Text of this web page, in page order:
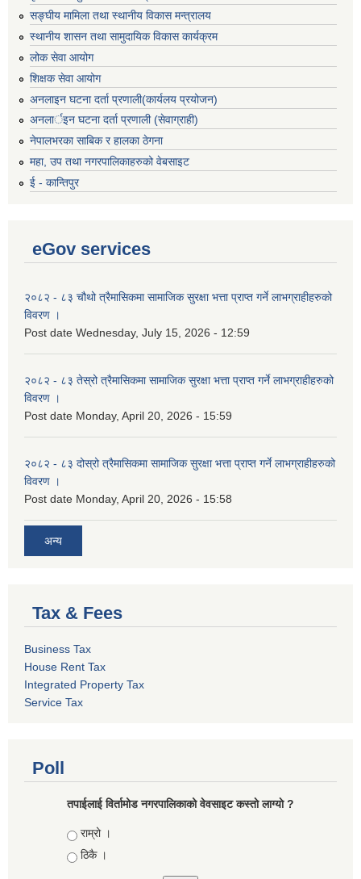
सङ्घीय मामिला तथा स्थानीय विकास मन्त्रालय
स्थानीय शासन तथा सामुदायिक विकास कार्यक्रम
लोक सेवा आयोग
शिक्षक सेवा आयोग
अनलाइन घटना दर्ता प्रणाली(कार्यलय प्रयोजन)
अनलार्इन घटना दर्ता प्रणाली (सेवाग्राही)
नेपालभरका साबिक र हालका ठेगना
महा, उप तथा नगरपालिकाहरुको वेबसाइट
ई - कान्तिपुर
eGov services
२०८२ - ८३ चौथो त्रैमासिकमा सामाजिक सुरक्षा भत्ता प्राप्त गर्ने लाभग्राहीहरुको
विवरण ।
Post date Wednesday, July 15, 2026 - 12:59
२०८२ - ८३ तेस्रो त्रैमासिकमा सामाजिक सुरक्षा भत्ता प्राप्त गर्ने लाभग्राहीहरुको
विवरण ।
Post date Monday, April 20, 2026 - 15:59
२०८२ - ८३ दोस्रो त्रैमासिकमा सामाजिक सुरक्षा भत्ता प्राप्त गर्ने लाभग्राहीहरुको
विवरण ।
Post date Monday, April 20, 2026 - 15:58
अन्य
Tax & Fees
Business Tax
House Rent Tax
Integrated Property Tax
Service Tax
Poll
तपाईलाई विर्तामोड नगरपालिकाको वेवसाइट कस्ताे लाग्याे ?
Choices
राम्रो ।
ठिकै ।